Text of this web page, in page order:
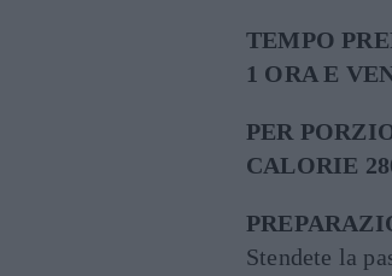
TEMPO
1 ORA E
PER
CALORIE
Stendete la